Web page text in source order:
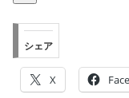
シェア
X